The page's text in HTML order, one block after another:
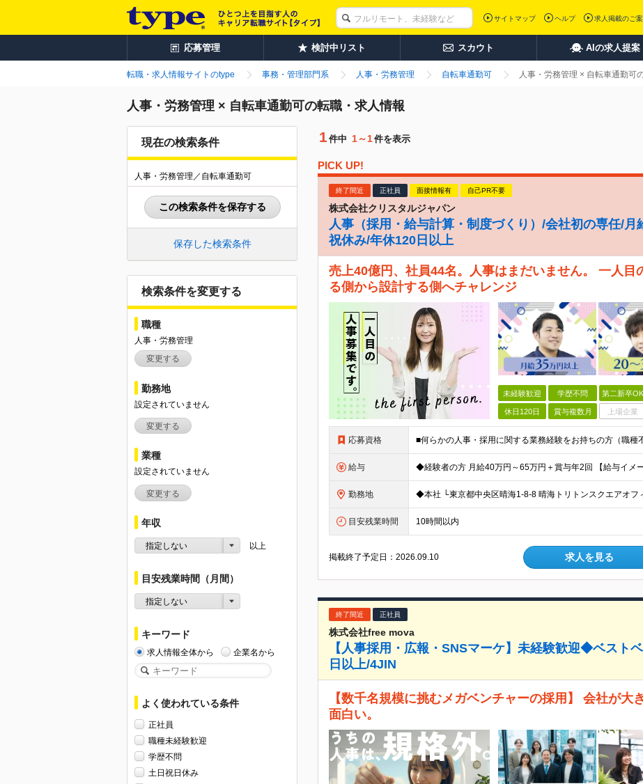
サイトマップ ヘルプ 求人掲載のご
応募管理 検討中リスト スカウト AIの求人提案
転職・求人情報サイトのtype 事務・管理部門系 人事・労務管理 自転車通勤可 人事・労務管理 × 自転車通勤可
人事・労務管理 × 自転車通勤可の転職・求人情報
現在の検索条件
人事・労務管理／自転車通勤可
この検索条件を保存する
保存した検索条件
検索条件を変更する
職種
人事・労務管理
変更する
勤務地
設定されていません
変更する
業種
設定されていません
変更する
年収
指定しない 以上
目安残業時間（月間）
指定しない
キーワード
求人情報全体から 企業名から
よく使われている条件
正社員
職種未経験歓迎
学歴不問
土日祝日休み
1 件中 1～1件を表示
PICK UP!
終了間近 正社員 面接情報有 自己PR不要
株式会社クリスタルジャパン
人事（採用・給与計算・制度づくり）/会社初の専任/月
祝休み/年休120日以上
売上40億円、社員44名。人事はまだいません。 一人目
る側から設計する側へチャレンジ
未経験歓迎 学歴不問 第二新卒OK
休日120日 賞与複数月 上場企業
応募資格
給与
勤務地
目安残業時間 10時間以内
掲載終了予定日：2026.09.10 求人を見る
終了間近 正社員
株式会社free mova
【人事採用・広報・SNSマーケ】未経験歓迎◆ベスト
日以上/4JIN
【数千名規模に挑むメガベンチャーの採用】 会社が大
面白い。